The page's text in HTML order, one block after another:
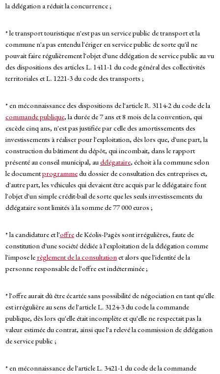
la délégation a réduit la concurrence ;
* le transport touristique n'est pas un service public de transport et la
commune n'a pas entendu l'ériger en service public de sorte qu'il ne
pouvait faire régulièrement l'objet d'une délégation de service public au vu
des dispositions des articles L. 1411-1 du code général des collectivités
territoriales et L. 1221-3 du code des transports ;
* en méconnaissance des dispositions de l'article R. 3114-2 du code de la
commande publique, la durée de 7 ans et 8 mois de la convention, qui
excède cinq ans, n'est pas justifiée par celle des amortissements des
investissements à réaliser pour l'exploitation, dès lors que, d'une part, la
construction du bâtiment du dépôt, qui incombait, dans le rapport
présenté au conseil municipal, audélégataire, échoit à la commune selon
le documentprogrammedu dossier de consultation des entreprises et,
d'autre part, les véhicules qui devaient être acquis par le délégataire font
l'objet d'un simple crédit-bail de sorte que les seuls investissements du
délégataire sont limités à la somme de 77 000 euros ;
* la candidature et l'offrede Kéolis-Pagès sont irrégulières, faute de
constitution d'une société dédiée à l'exploitation de la délégation comme
l'impose le règlement de la consultationet alors que l'identité de la
personne responsable de l'offre est indéterminée ;
* l'offre aurait dû être écartée sans possibilité de négociation en tant qu'elle
est irrégulière au sens de l'article L. 3124-3 du code la commande
publique, dès lors qu'elle était incomplète et qu'elle ne respectait pas la
valeur estimée du contrat, ainsi que l'a relevé la commission de délégation
de service public ;
* en méconnaissance de l'article L. 3421-1 du code de la commande